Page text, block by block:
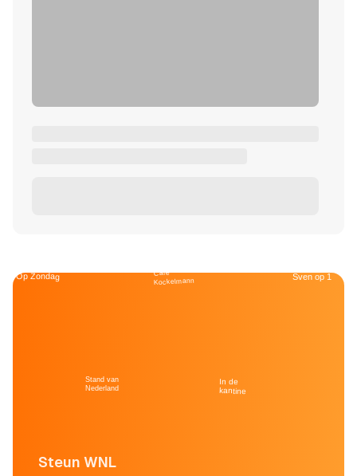
Steun WNL
Op Zondag
Stand van
Nederland
Café
Kockelmann
In de
kantine
Sven op 1